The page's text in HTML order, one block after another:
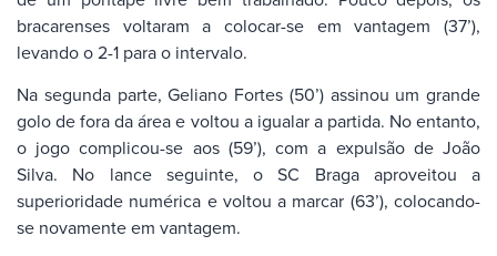
bracarenses voltaram a colocar-se em vantagem (37’),
levando o 2-1 para o intervalo.
Na segunda parte, Geliano Fortes (50’) assinou um grande
golo de fora da área e voltou a igualar a partida. No entanto,
o jogo complicou-se aos (59’), com a expulsão de João
Silva. No lance seguinte, o SC Braga aproveitou a
superioridade numérica e voltou a marcar (63’), colocando-
se novamente em vantagem.